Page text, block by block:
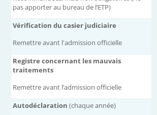
pas apporter au bureau de l’ETP)
Vérification du casier judiciaire
Remettre avant l'admission officielle
Registre concernant les mauvais
traitements
Remettre avant l’admission officielle
Autodéclaration (chaque année)